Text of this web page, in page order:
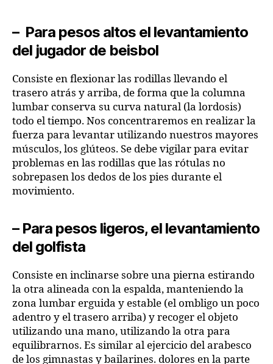
– Para pesos altos el levantamiento
del jugador de beisbol
Consiste en flexionar las rodillas llevando el
trasero atrás y arriba, de forma que la columna
lumbar conserva su curva natural (la lordosis)
todo el tiempo. Nos concentraremos en realizar la
fuerza para levantar utilizando nuestros mayores
músculos, los glúteos. Se debe vigilar para evitar
problemas en las rodillas que las rótulas no
sobrepasen los dedos de los pies durante el
movimiento.
– Para pesos ligeros, el levantamiento
del golfista
Consiste en inclinarse sobre una pierna estirando
la otra alineada con la espalda, manteniendo la
zona lumbar erguida y estable (el ombligo un poco
adentro y el trasero arriba) y recoger el objeto
utilizando una mano, utilizando la otra para
equilibrarnos. Es similar al ejercicio del arabesco
de los gimnastas y bailarines. dolores en la parte